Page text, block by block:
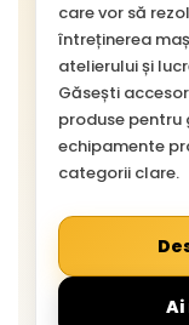
care vor să
întreținerea
atelierului și
Găsești
produse pentru
echipamente
categorii clare.
Ai